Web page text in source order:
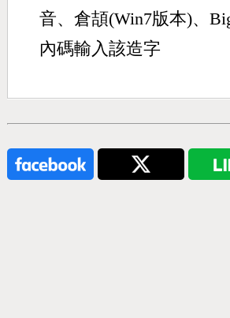
音、倉頡(Win7版本)、
內碼輸入該造字